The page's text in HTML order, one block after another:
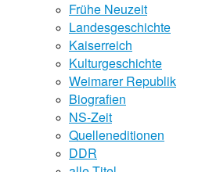
Frühe Neuzeit
Landesgeschichte
Kaiserreich
Kulturgeschichte
Weimarer Republik
Biografien
NS-Zeit
Quelleneditionen
DDR